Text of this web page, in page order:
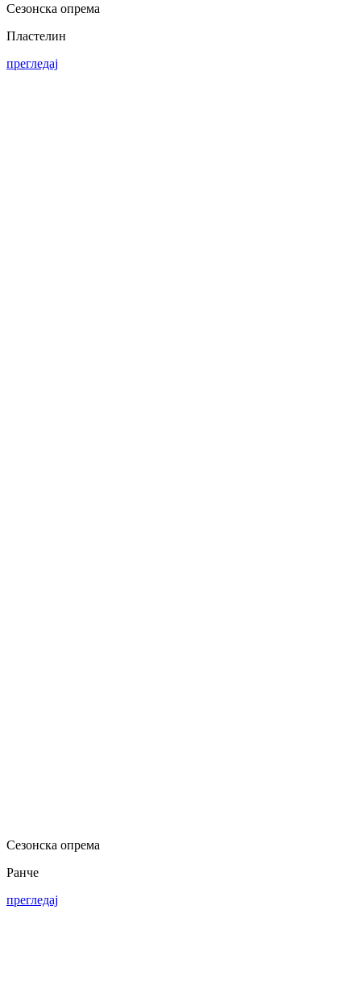
Сезонска опрема
Пластелин
прегледај
Сезонска опрема
Ранче
прегледај